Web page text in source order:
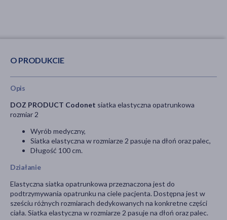
O PRODUKCIE
Opis
DOZ PRODUCT Codonet siatka elastyczna opatrunkowa
rozmiar 2
Wyrób medyczny,
Siatka elastyczna w rozmiarze 2 pasuje na dłoń oraz palec,
Długość 100 cm.
Działanie
Elastyczna siatka opatrunkowa przeznaczona jest do
podtrzymywania opatrunku na ciele pacjenta. Dostępna jest w
sześciu różnych rozmiarach dedykowanych na konkretne części
ciała. Siatka elastyczna w rozmiarze 2 pasuje na dłoń oraz palec.